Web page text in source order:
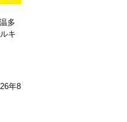
多
キ
年8